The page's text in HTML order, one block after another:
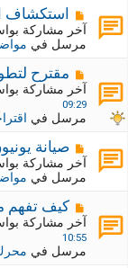
د
ة
ك
ة
ج
د
د
ة
م
ش
ر
ك
ة
ج
د
ي
ة
استكشاف
آخر مشاركة
مرسل في
م
ش
ا
ك
ة
ج
د
ي
ة
مقترح
آخر مشاركة
09:29
مرسل في
م
ش
ر
ك
ة
ج
د
ي
صيانة
آخر مشاركة
مرسل في
م
ش
ا
ك
كيف تفهم
آخر مشاركة
10:55
مرسل في